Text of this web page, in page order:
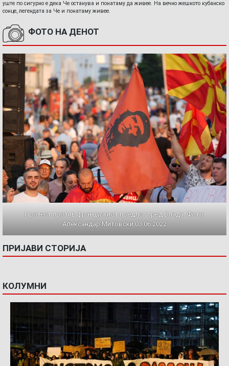
уште по сигурно е дека Че останува и понатаму да живее. На вечно жешкото кубанско
сонце, легендата за Че и понатаму живее.
ФОТО НА ДЕНОТ
Протест против францускиот предлог пред Влада. Фото:
Александар Митовски,03.06.2022
ПРИЈАВИ СТОРИЈА
КОЛУМНИ